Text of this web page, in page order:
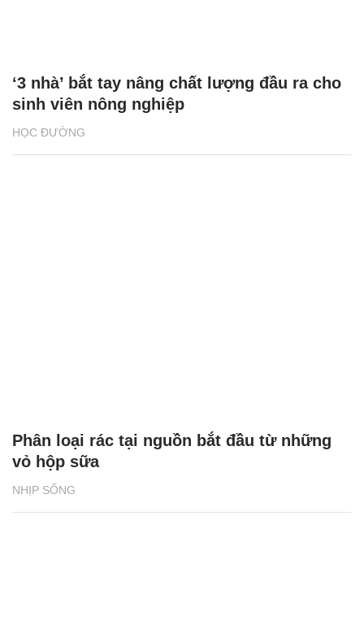
HỌC ĐƯỜNG
‘3 nhà’ bắt tay nâng chất lượng đầu ra cho
sinh viên nông nghiệp
NHỊP SỐNG
Phân loại rác tại nguồn bắt đầu từ những
vỏ hộp sữa